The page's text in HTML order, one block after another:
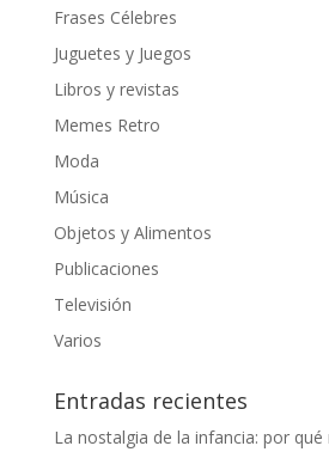
Frases Célebres
Juguetes y Juegos
Libros y revistas
Memes Retro
Moda
Música
Objetos y Alimentos
Publicaciones
Televisión
Varios
Entradas recientes
La nostalgia de la infancia: por qué